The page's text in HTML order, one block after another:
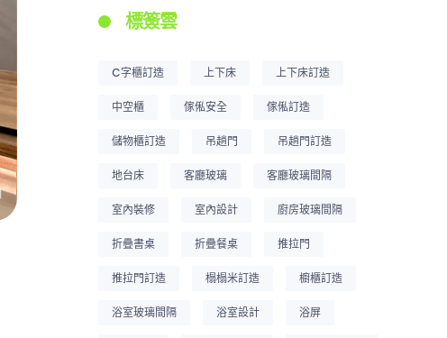
標簽雲
C字櫃訂造 上下床 上下床訂造
中空櫃 傢俬安全 傢俬訂造
儲物櫃訂造 吊趟門 吊趟門訂造
地台床 客廳玻璃 客廳玻璃間隔
室內裝修 室內設計 廚房玻璃間隔
折疊書桌 折疊餐桌 推拉門
推拉門訂造 榻榻米訂造 櫥櫃訂造
浴室玻璃間隔 浴室設計 浴屏